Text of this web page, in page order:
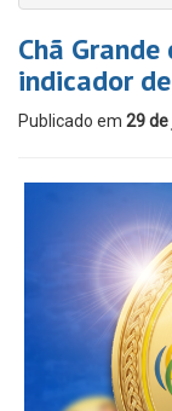
Chã
indicador
Publicado em 29 de